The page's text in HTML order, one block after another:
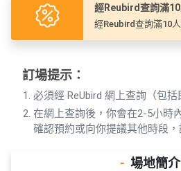
r
y
R
o
類
經Reubird查詢滿
經Reubird查詢滿10
訂場提示：
必須經 ReUbird 網上查詢（包括
在網上查詢後，你會在2-5小時
確認預約或向你提議其他時段，
- 場地簡介